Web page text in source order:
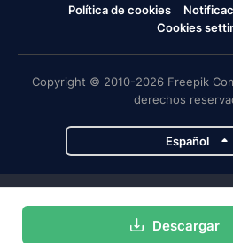
Descargar
Política de cookies
Cookies
Copyright © 2010-2026 Freepik
derechos
Español
Magnific Flaticon